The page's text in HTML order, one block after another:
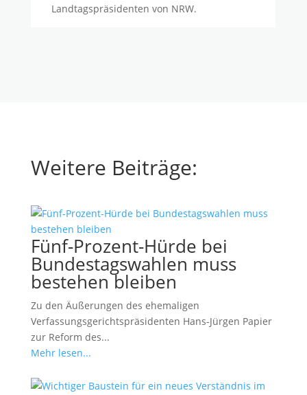
Landtagspräsidenten von NRW.
Weitere Beiträge:
Fünf-Prozent-Hürde bei
Bundestagswahlen muss
bestehen bleiben
Zu den Äußerungen des ehemaligen
Verfassungsgerichtspräsidenten Hans-Jürgen Papier
zur Reform des...
Mehr lesen...